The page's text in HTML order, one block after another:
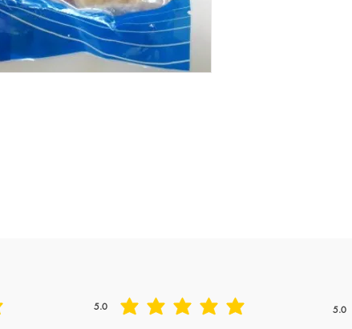
5.0
平均評等為 5 ，滿分 5 分 5.0
平均